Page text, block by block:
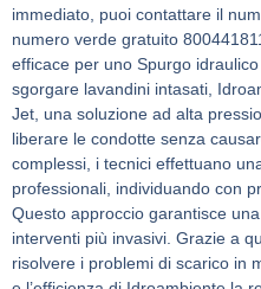
immediato, puoi contattare il
numero verde gratuito
efficace per uno Spurgo
sgorgare lavandini intasati,
Jet, una soluzione ad alta
liberare le condotte senza
complessi, i tecnici effettuano
professionali, individuando con
Questo approccio garantisce
interventi più invasivi. Grazie a
risolvere i problemi di scarico in